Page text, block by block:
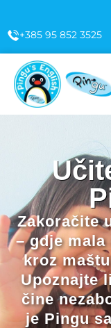
+385 95 852 3525
Zakoračite
– gdje
kroz
Upoznajte
čine
je Pingu